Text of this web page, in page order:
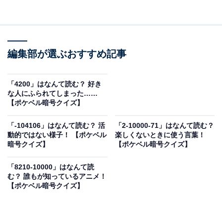
「4251」はなんて読む？ つきまとっている様子
のこと！ 【ポケベル暗号クイズ】
編集部が選ぶおすすめ記事
「4200」はなんて読む？ 好き
な人にふられてしまった……
【ポケベル暗号クイズ】
「-104106」はなんて読む？ 活
動的ではない様子！ 【ポケベル
暗号クイズ】
「2-10000-71」はなんて読む？
楽しくないときに使う言葉！
【ポケベル暗号クイズ】
「8210-10000」はなんて読
む？ 誰もが知っているアニメ！
【ポケベル暗号クイズ】